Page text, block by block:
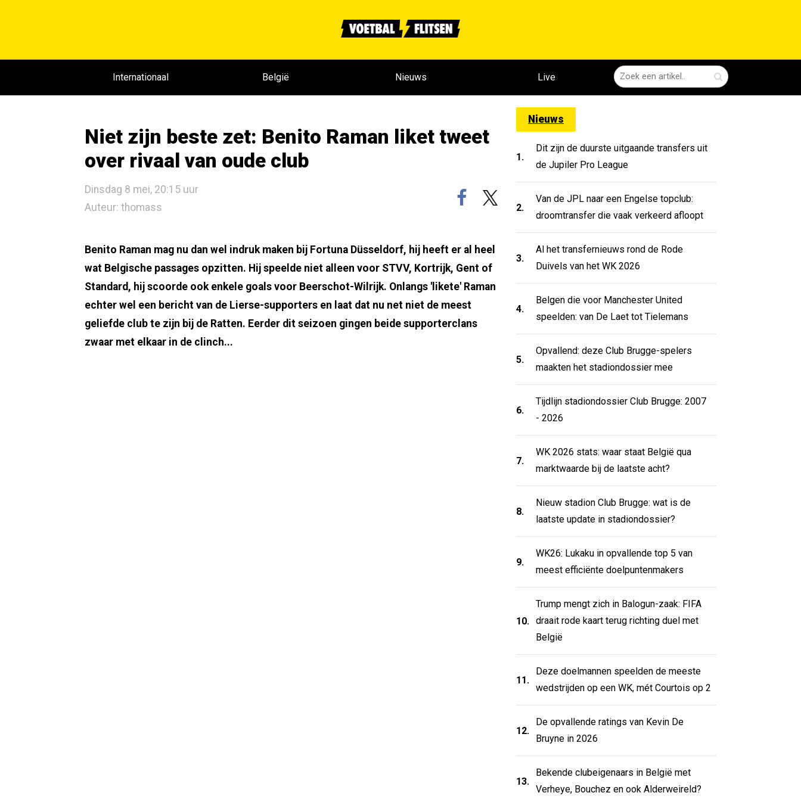
Internationaal België Nieuws Live
Niet zijn beste zet: Benito Raman liket tweet
over rivaal van oude club
Dinsdag 8 mei, 20:15 uur
Auteur: thomass
Benito Raman mag nu dan wel indruk maken bij Fortuna Düsseldorf, hij heeft er al heel
wat Belgische passages opzitten. Hij speelde niet alleen voor STVV, Kortrijk, Gent of
Standard, hij scoorde ook enkele goals voor Beerschot-Wilrijk. Onlangs 'likete' Raman
echter wel een bericht van de Lierse-supporters en laat dat nu net niet de meest
geliefde club te zijn bij de Ratten. Eerder dit seizoen gingen beide supporterclans
zwaar met elkaar in de clinch...
Nieuws
1.
Dit zijn de duurste uitgaande transfers uit
de Jupiler Pro League
2.
Van de JPL naar een Engelse topclub:
droomtransfer die vaak verkeerd afloopt
3.
Al het transfernieuws rond de Rode
Duivels van het WK 2026
4.
Belgen die voor Manchester United
speelden: van De Laet tot Tielemans
5.
Opvallend: deze Club Brugge-spelers
maakten het stadiondossier mee
6.
Tijdlijn stadiondossier Club Brugge: 2007
- 2026
7.
WK 2026 stats: waar staat België qua
marktwaarde bij de laatste acht?
8.
Nieuw stadion Club Brugge: wat is de
laatste update in stadiondossier?
9.
WK26: Lukaku in opvallende top 5 van
meest efficiënte doelpuntenmakers
10.
Trump mengt zich in Balogun-zaak: FIFA
draait rode kaart terug richting duel met
België
11.
Deze doelmannen speelden de meeste
wedstrijden op een WK, mét Courtois op 2
12.
De opvallende ratings van Kevin De
Bruyne in 2026
13.
Bekende clubeigenaars in België met
Verheye, Bouchez en ook Alderweireld?